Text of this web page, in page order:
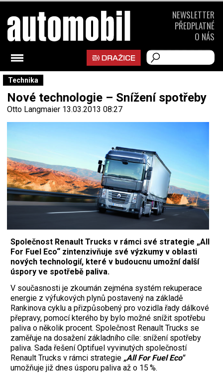
Technika
Nové technologie – Snížení spotřeby
Otto Langmaier 13.03.2013 08:27
Společnost Renault Trucks v rámci své strategie „All
For Fuel Eco“ zintenzivňuje své výzkumy v oblasti
nových technologií, které v budoucnu umožní další
úspory ve spotřebě paliva.
V současnosti je zkoumán zejména systém rekuperace
energie z výfukových plynů postavený na základě
Rankinova cyklu a přizpůsobený pro vozidla řady dálkové
přepravy, pomocí kterého by bylo možné snížit spotřebu
paliva o několik procent. Společnost Renault Trucks se
zaměřuje na dosažení základního cíle: snížení spotřeby
paliva. Sada řešení Optifuel vyvinutých společností
Renault Trucks v rámci strategie „All For Fuel Eco"
umožňuje již dnes úsporu paliva až o 15 %.
NEWSLETTER
PŘEDPLATNÉ
O NÁS